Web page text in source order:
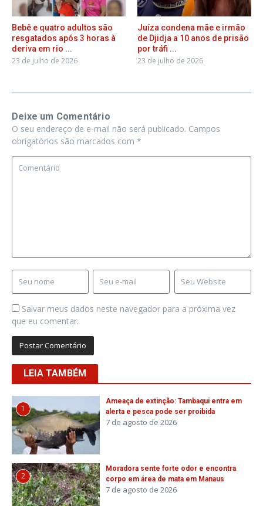
Bebê e quatro adultos são
resgatados após 3 horas à
deriva em rio ...
23 de julho de 2026
Juíza condena mãe e irmão
de Djidja a 10 anos de prisão
por tráfi ...
23 de julho de 2026
Deixe um Comentário
O seu endereço de e-mail não será publicado. Campos
obrigatórios são marcados com *
Salvar meus dados neste navegador para a próxima vez
que eu comentar.
LEIA TAMBÉM
1
Ameaça de extinção: Tambaqui entra em
alerta e pesca pode ser proibida
7 de agosto de 2026
2
Moradora sente forte odor e encontra
corpo em área de mata em Manaus
7 de agosto de 2026